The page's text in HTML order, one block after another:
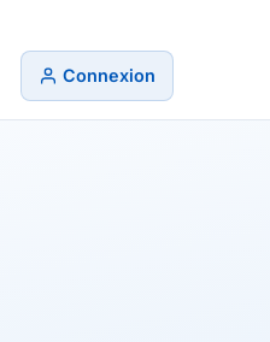
Connexion